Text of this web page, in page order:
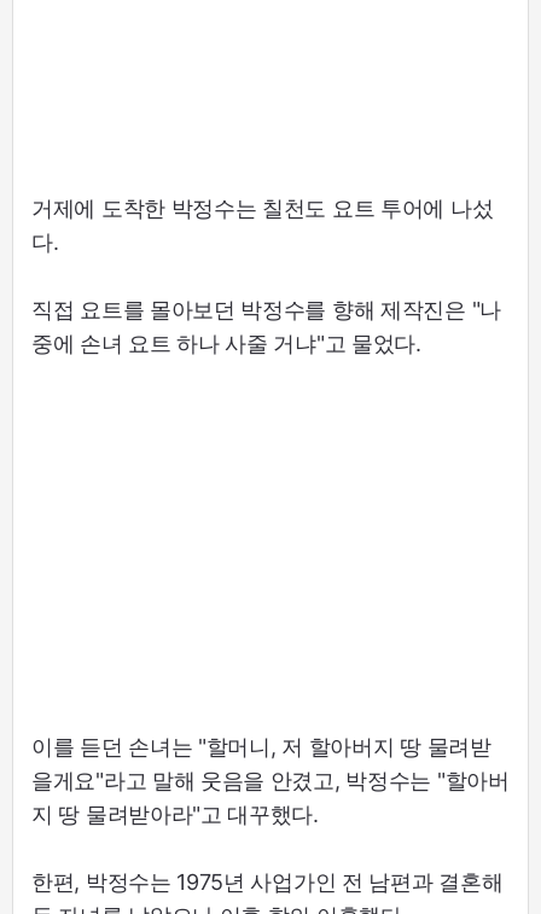
거제에 도착한 박정수는 칠천도 요트 투어에 나섰
다.
직접 요트를 몰아보던 박정수를 향해 제작진은 "나
중에 손녀 요트 하나 사줄 거냐"고 물었다.
이를 듣던 손녀는 "할머니, 저 할아버지 땅 물려받
을게요"라고 말해 웃음을 안겼고, 박정수는 "할아버
지 땅 물려받아라"고 대꾸했다.
한편, 박정수는 1975년 사업가인 전 남편과 결혼해